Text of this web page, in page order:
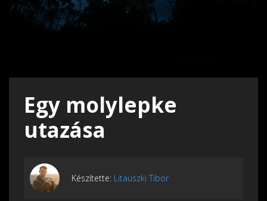
Egy molylepke
utazása
Készítette: Litauszki Tibor